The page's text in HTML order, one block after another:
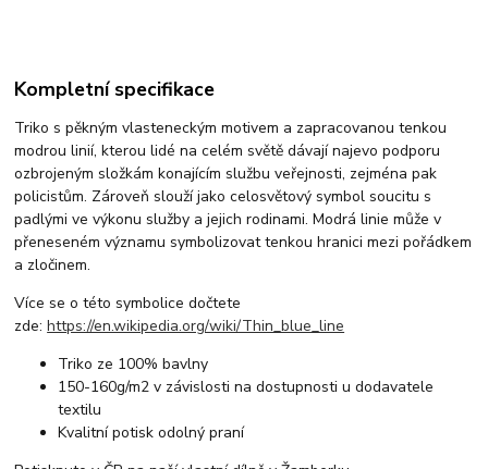
Kompletní specifikace
Triko s pěkným vlasteneckým motivem a zapracovanou tenkou
modrou linií, kterou lidé na celém světě dávají najevo podporu
ozbrojeným složkám konajícím službu veřejnosti, zejména pak
policistům. Zároveň slouží jako celosvětový symbol soucitu s
padlými ve výkonu služby a jejich rodinami. Modrá linie může v
přeneseném významu symbolizovat tenkou hranici mezi pořádkem
a zločinem.
Více se o této symbolice dočtete
zde:https://en.wikipedia.org/wiki/Thin_blue_line
Triko ze 100% bavlny
150-160g/m2 v závislosti na dostupnosti u dodavatele
textilu
Kvalitní potisk odolný praní